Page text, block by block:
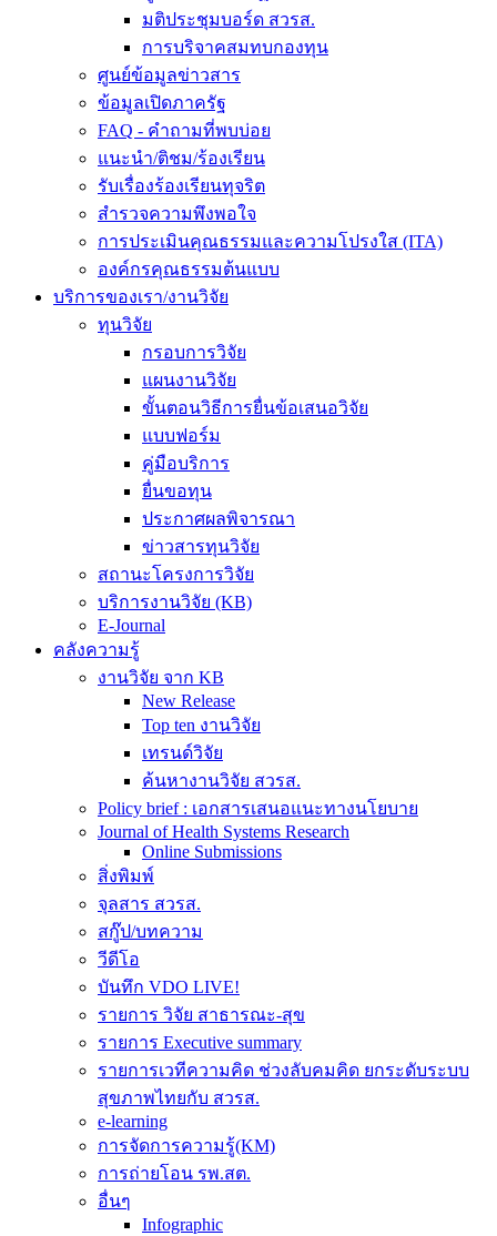
มติประชุมบอร์ด สวรส.
การบริจาคสมทบกองทุน
ศูนย์ข้อมูลข่าวสาร
ข้อมูลเปิดภาครัฐ
FAQ - คำถามที่พบบ่อย
แนะนำ/ติชม/ร้องเรียน
รับเรื่องร้องเรียนทุจริต
สำรวจความพึงพอใจ
การประเมินคุณธรรมและความโปรงใส (ITA)
องค์กรคุณธรรมต้นแบบ
บริการของเรา/งานวิจัย
ทุนวิจัย
กรอบการวิจัย
แผนงานวิจัย
ขั้นตอนวิธีการยื่นข้อเสนอวิจัย
แบบฟอร์ม
คู่มือบริการ
ยื่นขอทุน
ประกาศผลพิจารณา
ข่าวสารทุนวิจัย
สถานะโครงการวิจัย
บริการงานวิจัย (KB)
E-Journal
คลังความรู้
งานวิจัย จาก KB
New Release
Top ten งานวิจัย
เทรนด์วิจัย
ค้นหางานวิจัย สวรส.
Policy brief : เอกสารเสนอแนะทางนโยบาย
Journal of Health Systems Research
Online Submissions
สิ่งพิมพ์
จุลสาร สวรส.
สกู๊ป/บทความ
วีดีโอ
บันทึก VDO LIVE!
รายการ วิจัย สาธารณะ-สุข
รายการ Executive summary
รายการเวทีความคิด ช่วงลับคมคิด ยกระดับระบบ
สุขภาพไทยกับ สวรส.
e-learning
การจัดการความรู้(KM)
การถ่ายโอน รพ.สต.
อื่นๆ
Infographic